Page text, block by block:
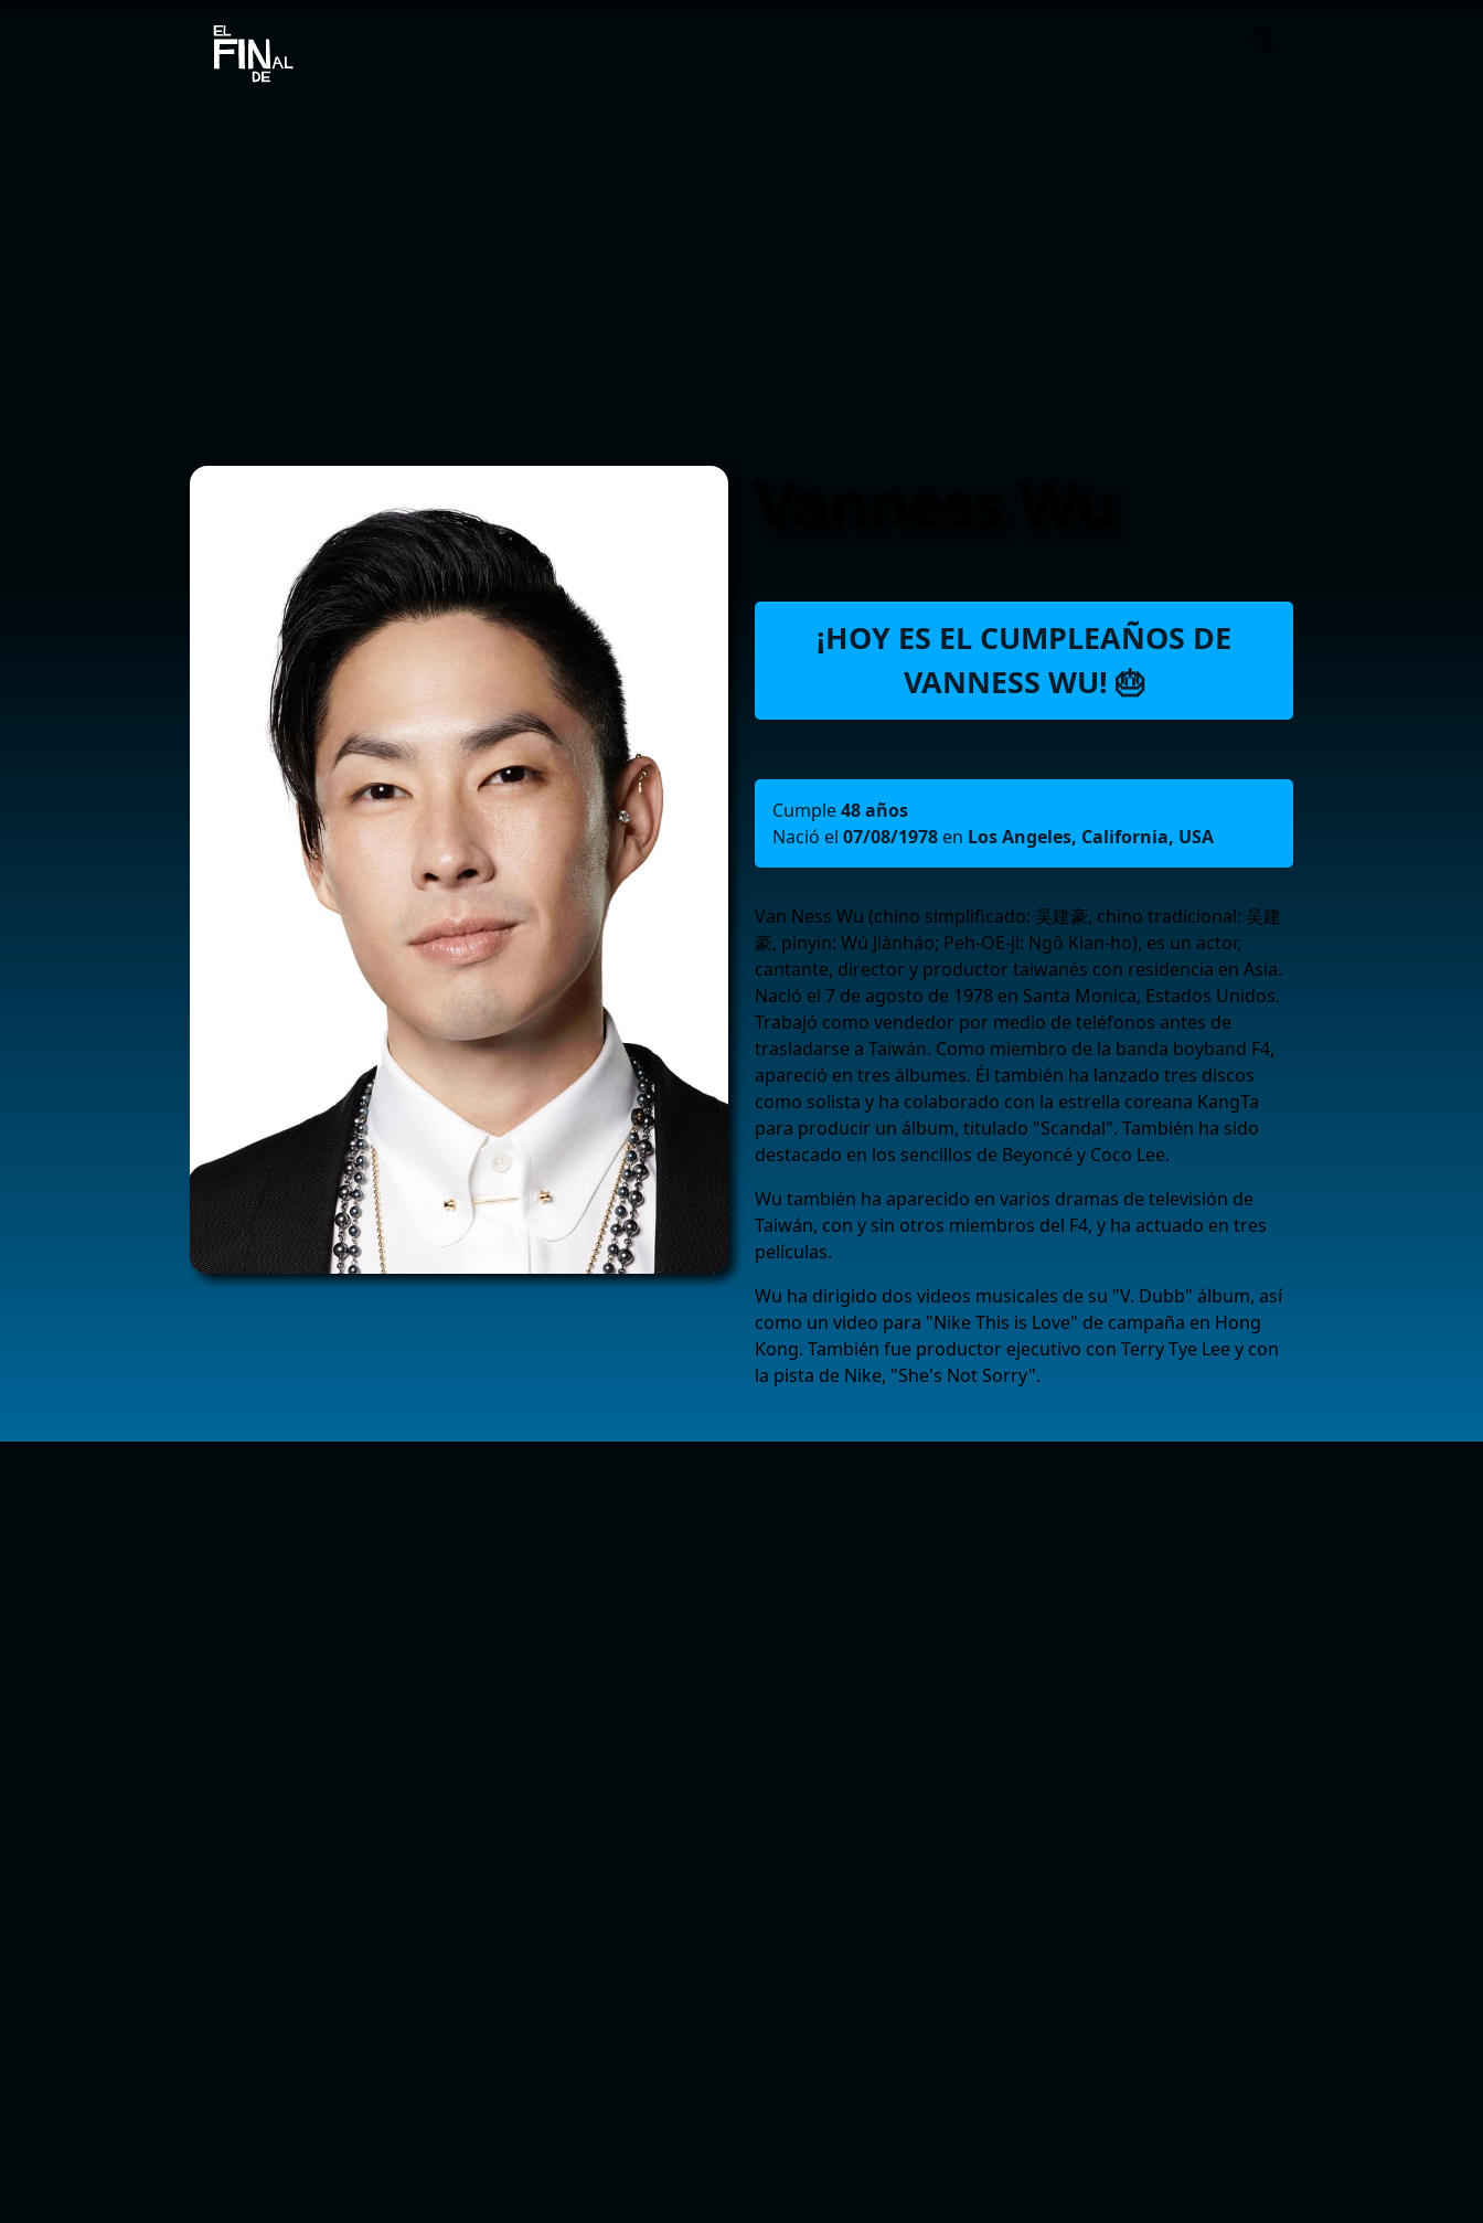
¡HOY ES EL CUMPLEAÑOS DE
VANNESS WU! 🎂
Cumple48 años
Nació el 07/08/1978 en Los Angeles, California, USA
Van Ness Wu (chino simplificado: 吴建豪, chino tradicional: 吴建
豪, pinyin: Wú Jiànháo; Peh-OE-ji: Ngô Kian-ho), es un actor,
cantante, director y productor taiwanés con residencia en Asia.
Nació el 7 de agosto de 1978 en Santa Monica, Estados Unidos.
Trabajó como vendedor por medio de teléfonos antes de
trasladarse a Taiwán. Como miembro de la banda boyband F4,
apareció en tres álbumes. Él también ha lanzado tres discos
como solista y ha colaborado con la estrella coreana KangTa
para producir un álbum, titulado "Scandal". También ha sido
destacado en los sencillos de Beyoncé y Coco Lee.
Wu también ha aparecido en varios dramas de televisión de
Taiwán, con y sin otros miembros del F4, y ha actuado en tres
películas.
Wu ha dirigido dos videos musicales de su "V. Dubb" álbum, así
como un video para "Nike This is Love" de campaña en Hong
Kong. También fue productor ejecutivo con Terry Tye Lee y con
la pista de Nike, "She's Not Sorry".